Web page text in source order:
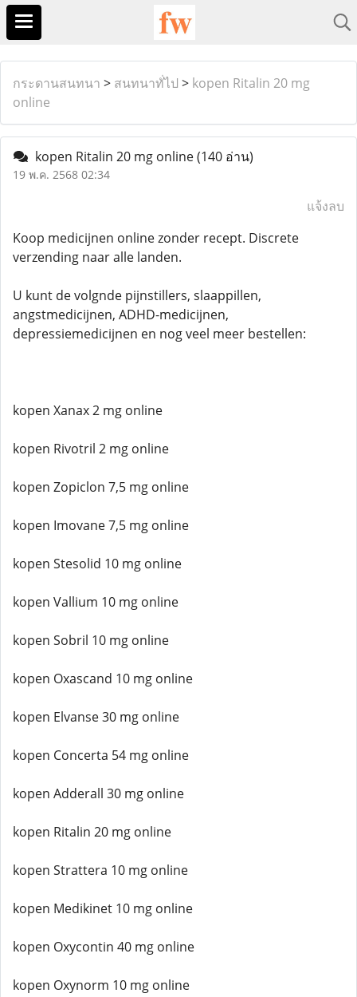
กระดานสนทนา > สนทนาทั่ไป > kopen Ritalin 20 mg
online
kopen Ritalin 20 mg online(140 อ่าน)
19 พ.ค. 2568 02:34
แจ้งลบ
Koop medicijnen online zonder recept. Discrete
verzending naar alle landen.
U kunt de volgnde pijnstillers, slaappillen,
angstmedicijnen, ADHD-medicijnen,
depressiemedicijnen en nog veel meer bestellen:
kopen Xanax 2 mg online
kopen Rivotril 2 mg online
kopen Zopiclon 7,5 mg online
kopen Imovane 7,5 mg online
kopen Stesolid 10 mg online
kopen Vallium 10 mg online
kopen Sobril 10 mg online
kopen Oxascand 10 mg online
kopen Elvanse 30 mg online
kopen Concerta 54 mg online
kopen Adderall 30 mg online
kopen Ritalin 20 mg online
kopen Strattera 10 mg online
kopen Medikinet 10 mg online
kopen Oxycontin 40 mg online
kopen Oxynorm 10 mg online